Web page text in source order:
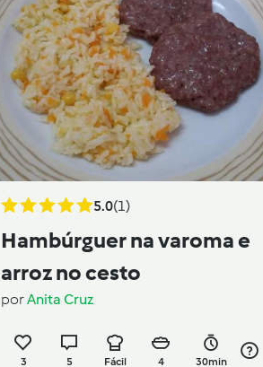
5.0(1)
Hambúrguer na varoma e
arroz no cesto
porAnita Cruz
3 5 Fácil 4 30min